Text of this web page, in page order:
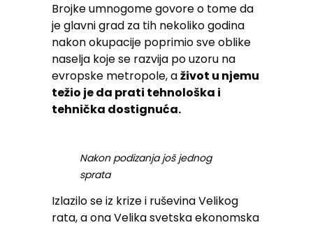
Brojke umnogome govore o tome da
je glavni grad za tih nekoliko godina
nakon okupacije poprimio sve oblike
naselja koje se razvija po uzoru na
evropske metropole, aživot u njemu
težio je da prati tehnološka i
tehnička dostignuća.
Nakon podizanja još jednog
sprata
Izlazilo se iz krize i ruševina Velikog
rata, a ona Velika svetska ekonomska